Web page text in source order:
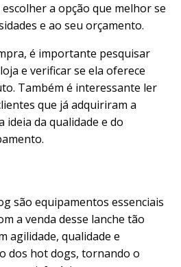
a opção que melhor se
e ao seu orçamento.
é importante pesquisar
e verificar se ela oferece
Também é interessante ler
que já adquiriram a
ideia da qualidade e do
são equipamentos essenciais
a venda desse lanche tão
agilidade, qualidade e
dos hot dogs, tornando o